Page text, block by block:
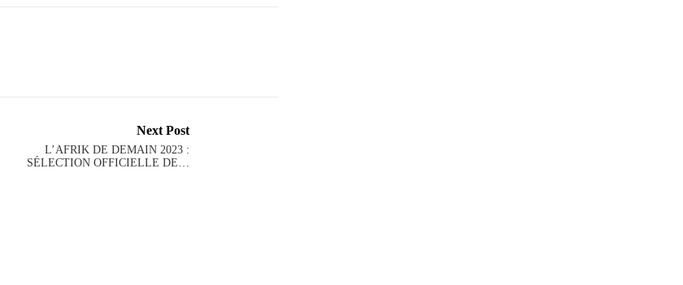
Next Post
L’AFRIK DE DEMAIN 2023 :
SÉLECTION OFFICIELLE DE…